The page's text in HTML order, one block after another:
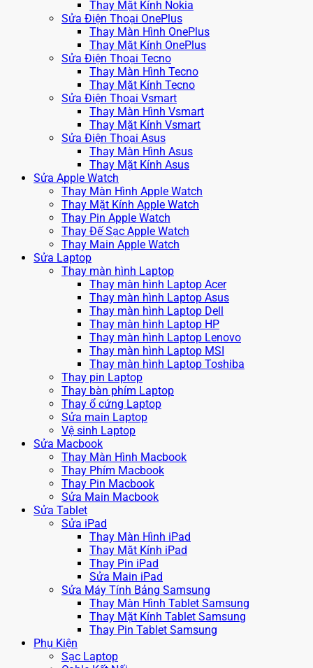
Thay Mặt Kính Nokia
Sửa Điện Thoại OnePlus
Thay Màn Hình OnePlus
Thay Mặt Kính OnePlus
Sửa Điện Thoại Tecno
Thay Màn Hình Tecno
Thay Mặt Kính Tecno
Sửa Điện Thoại Vsmart
Thay Màn Hình Vsmart
Thay Mặt Kính Vsmart
Sửa Điện Thoại Asus
Thay Màn Hình Asus
Thay Mặt Kính Asus
Sửa Apple Watch
Thay Màn Hình Apple Watch
Thay Mặt Kính Apple Watch
Thay Pin Apple Watch
Thay Đế Sạc Apple Watch
Thay Main Apple Watch
Sửa Laptop
Thay màn hình Laptop
Thay màn hình Laptop Acer
Thay màn hình Laptop Asus
Thay màn hình Laptop Dell
Thay màn hình Laptop HP
Thay màn hình Laptop Lenovo
Thay màn hình Laptop MSI
Thay màn hình Laptop Toshiba
Thay pin Laptop
Thay bàn phím Laptop
Thay ổ cứng Laptop
Sửa main Laptop
Vệ sinh Laptop
Sửa Macbook
Thay Màn Hình Macbook
Thay Phím Macbook
Thay Pin Macbook
Sửa Main Macbook
Sửa Tablet
Sửa iPad
Thay Màn Hình iPad
Thay Mặt Kính iPad
Thay Pin iPad
Sửa Main iPad
Sửa Máy Tính Bảng Samsung
Thay Màn Hình Tablet Samsung
Thay Mặt Kính Tablet Samsung
Thay Pin Tablet Samsung
Phụ Kiện
Sạc Laptop